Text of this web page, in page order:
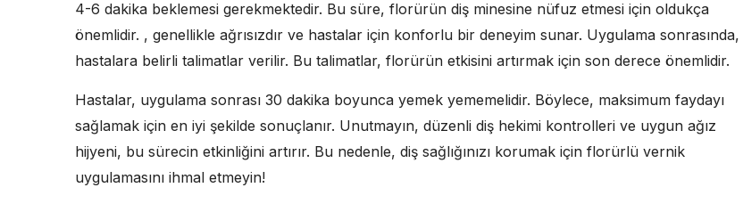
4-6 dakika beklemesi gerekmektedir. Bu süre, florürün diş minesine nüfuz etmesi için oldukça
önemlidir. , genellikle ağrısızdır ve hastalar için konforlu bir deneyim sunar. Uygulama sonrasında,
hastalara belirli talimatlar verilir. Bu talimatlar, florürün etkisini artırmak için son derece önemlidir.
Hastalar, uygulama sonrası 30 dakika boyunca yemek yememelidir. Böylece, maksimum faydayı
sağlamak için en iyi şekilde sonuçlanır. Unutmayın, düzenli diş hekimi kontrolleri ve uygun ağız
hijyeni, bu sürecin etkinliğini artırır. Bu nedenle, diş sağlığınızı korumak için florürlü vernik
uygulamasını ihmal etmeyin!